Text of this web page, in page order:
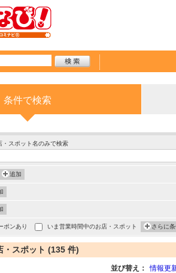
条件で検索
・スポット名のみで検索
追加
ポンあり いま営業時間中のお店・スポット さらに
・スポット (135 件)
並び替え： 情報更